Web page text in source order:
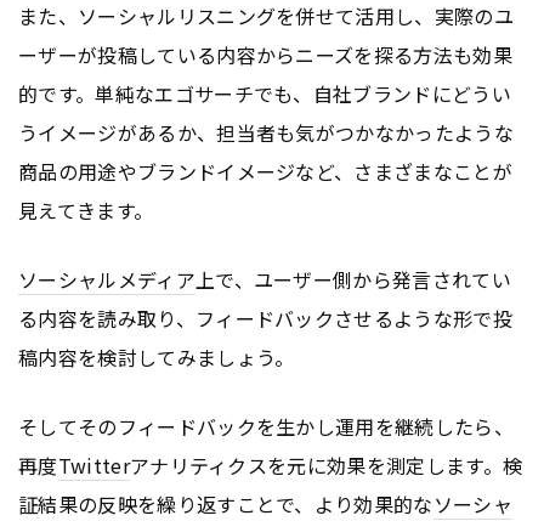
また、ソーシャルリスニングを併せて活用し、実際のユ
ーザーが投稿している内容からニーズを探る方法も効果
的です。単純なエゴサーチでも、自社ブランドにどうい
うイメージがあるか、担当者も気がつかなかったような
商品の用途やブランドイメージなど、さまざまなことが
見えてきます。
ソーシャルメディア上で、ユーザー側から発言されてい
る内容を読み取り、フィードバックさせるような形で投
稿内容を検討してみましょう。
そしてそのフィードバックを生かし運用を継続したら、
再度Twitterアナリティクスを元に効果を測定します。検
証結果の反映を繰り返すことで、より効果的なソーシャ